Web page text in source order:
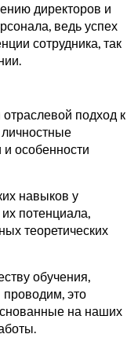
директоров и
ведь успех
сотрудника, так
подход к
и особенности
навыков у
потенциала,
теоретических
обучения,
это
на наших